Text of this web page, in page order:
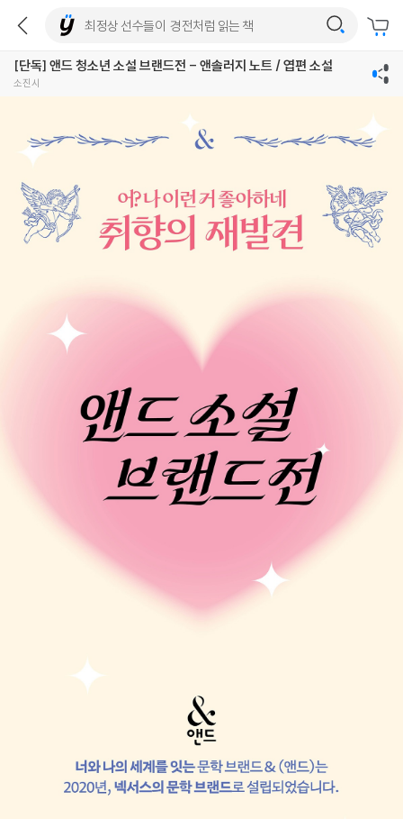
[단독] 앤드 청소년 소설 브랜드전 - 앤솔러지 노트 / 엽편 소설
소진시